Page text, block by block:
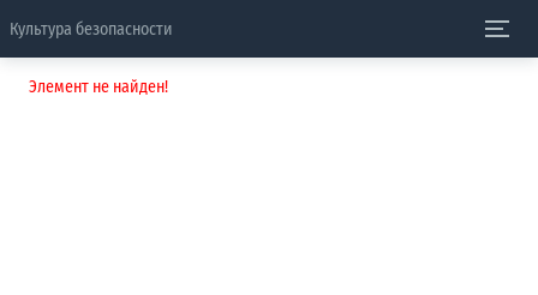
Культура безопасности
Элемент не найден!